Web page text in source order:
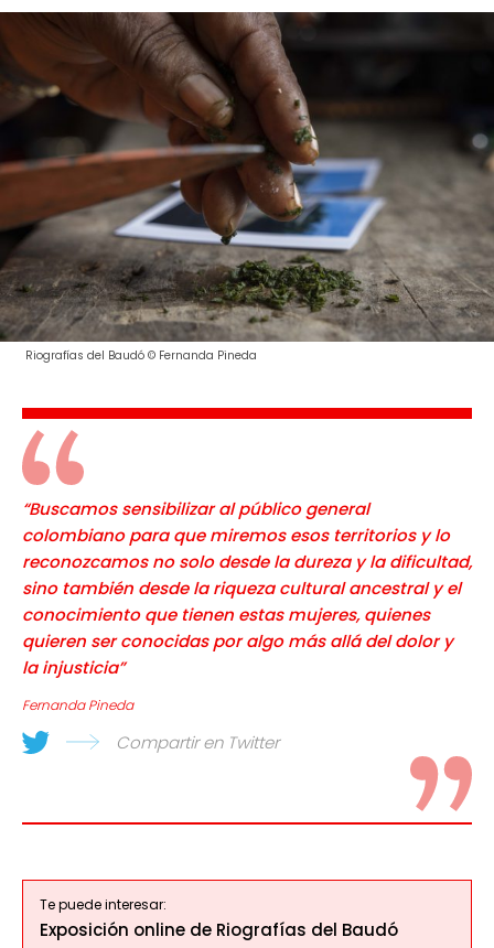
Riografías del Baudó © Fernanda Pineda
“Buscamos sensibilizar al público general
colombiano para que miremos esos territorios y lo
reconozcamos no solo desde la dureza y la dificultad,
sino también desde la riqueza cultural ancestral y el
conocimiento que tienen estas mujeres, quienes
quieren ser conocidas por algo más allá del dolor y
la injusticia”
Fernanda Pineda
Compartir en Twitter
Te puede interesar:
Exposición online de Riografías del Baudó